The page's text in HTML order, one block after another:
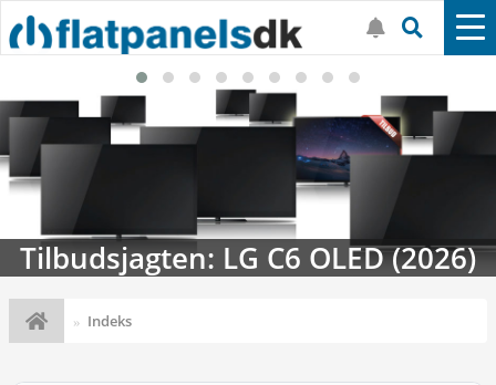
Tilbudsjagten: LG C6 OLED (2026)
Indeks